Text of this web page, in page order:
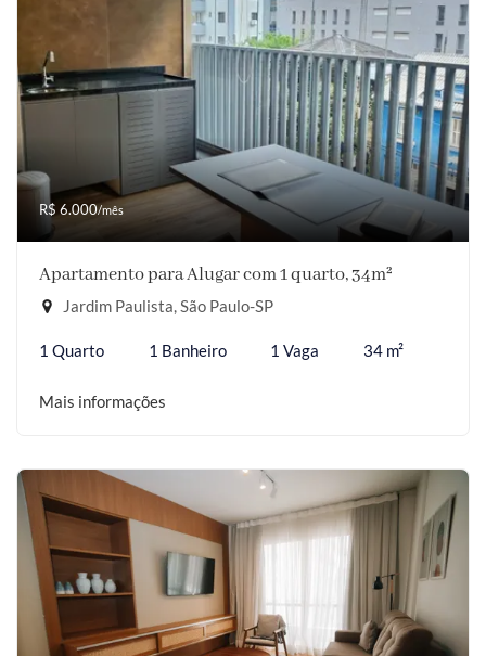
R$ 6.000/mês
Apartamento para Alugar com 1 quarto, 34m²
Jardim Paulista, São Paulo-SP
1 Quarto 1 Banheiro 1 Vaga 34 m²
Mais informações